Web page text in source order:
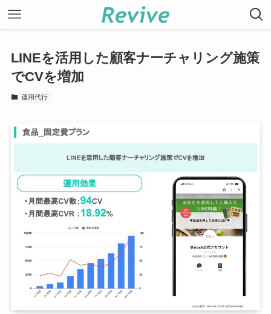
LINEを活用した顧客ナーチャリング施策
でCVを増加
運用代行